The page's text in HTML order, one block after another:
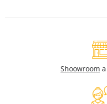
Shoowroom a